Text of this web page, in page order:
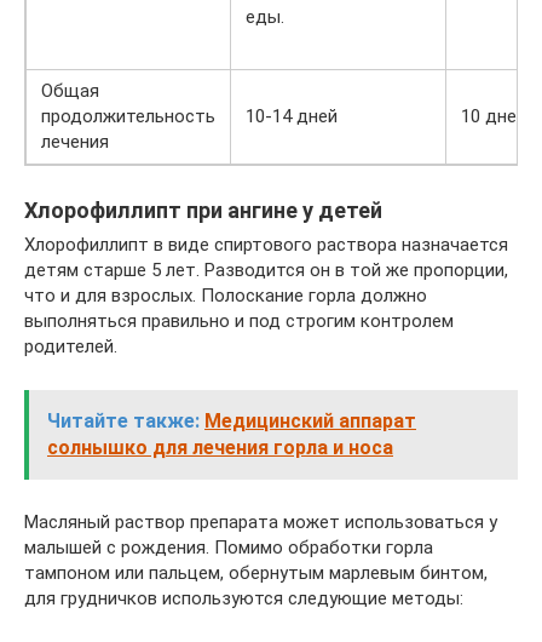
еды.
Общая
продолжительность
лечения
10-14 дней 10 дней
Хлорофиллипт при ангине у детей
Хлорофиллипт в виде спиртового раствора назначается
детям старше 5 лет. Разводится он в той же пропорции,
что и для взрослых. Полоскание горла должно
выполняться правильно и под строгим контролем
родителей.
Читайте также: Медицинский аппарат
солнышко для лечения горла и носа
Масляный раствор препарата может использоваться у
малышей с рождения. Помимо обработки горла
тампоном или пальцем, обернутым марлевым бинтом,
для грудничков используются следующие методы: